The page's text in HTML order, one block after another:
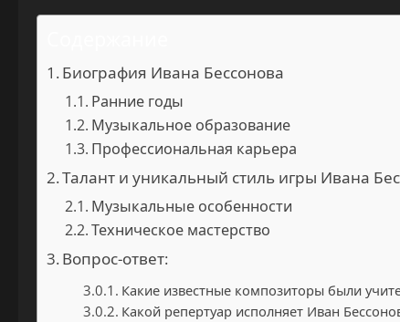
Биография Ивана Бессонова
Ранние годы
Музыкальное образование
Профессиональная карьера
Талант и уникальный стиль игры Ивана
Музыкальные особенности
Техническое мастерство
Вопрос-ответ:
Какие известные композиторы были
Какой репертуар исполняет Иван